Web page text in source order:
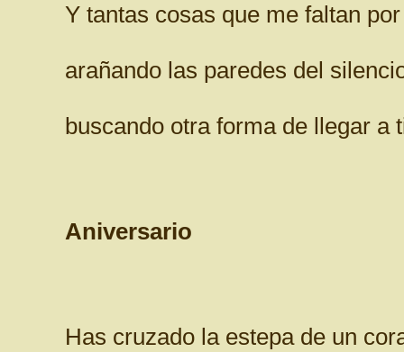
Y tantas cosas que me faltan
arañando las paredes del
buscando otra forma de llegar a
Aniversario
Has cruzado la estepa de un